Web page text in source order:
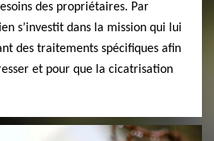
des propriétaires. Par
s’investit dans la mission qui lui
des traitements spécifiques afin
et pour que la cicatrisation